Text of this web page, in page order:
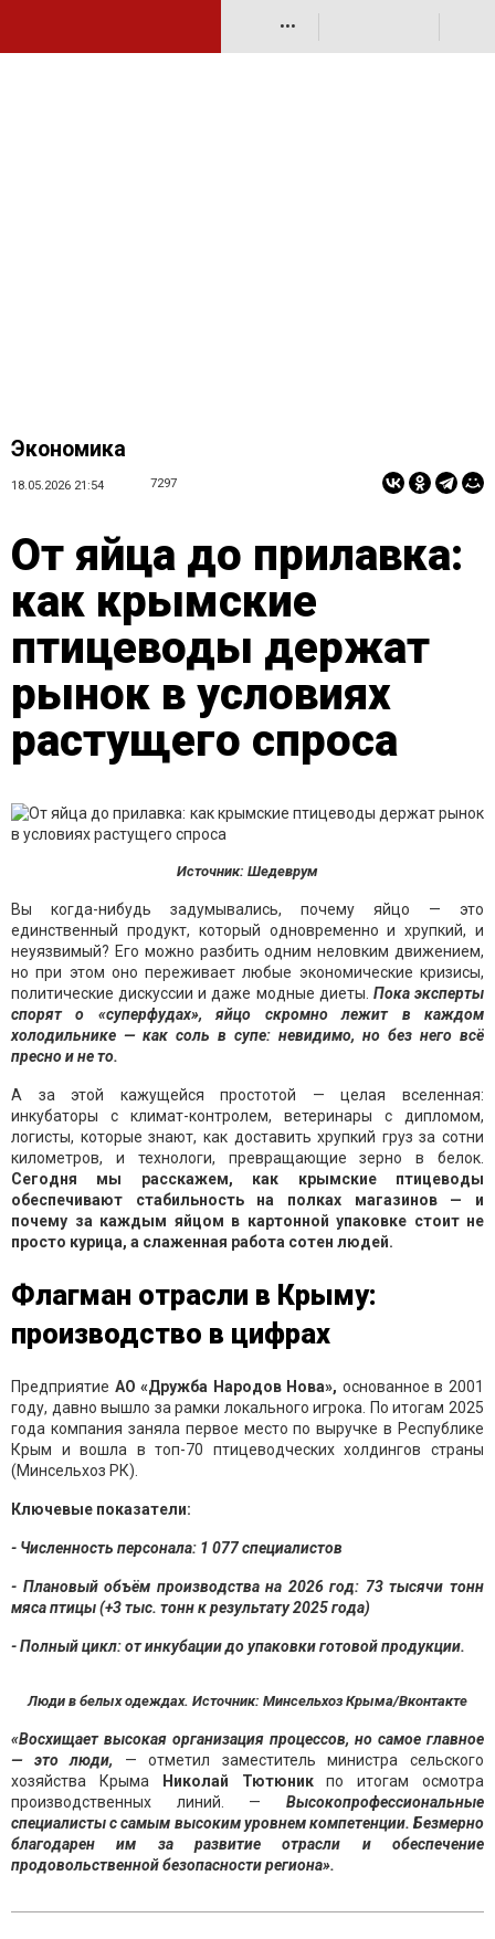
•••
Экономика
18.05.2026 21:54 7297
От яйца до прилавка:
как крымские
птицеводы держат
рынок в условиях
растущего спроса
Источник: Шедеврум
Вы когда-нибудь задумывались, почему яйцо — это
единственный продукт, который одновременно и хрупкий, и
неуязвимый? Его можно разбить одним неловким движением,
но при этом оно переживает любые экономические кризисы,
политические дискуссии и даже модные диеты. Пока эксперты
спорят о «суперфудах», яйцо скромно лежит в каждом
холодильнике — как соль в супе: невидимо, но без него всё
пресно и не то.
А за этой кажущейся простотой — целая вселенная:
инкубаторы с климат-контролем, ветеринары с дипломом,
логисты, которые знают, как доставить хрупкий груз за сотни
километров, и технологи, превращающие зерно в белок.
Сегодня мы расскажем, как крымские птицеводы
обеспечивают стабильность на полках магазинов — и
почему за каждым яйцом в картонной упаковке стоит не
просто курица, а слаженная работа сотен людей.
Флагман отрасли в Крыму:
производство в цифрах
Предприятие АО «Дружба Народов Нова», основанное в 2001
году, давно вышло за рамки локального игрока. По итогам 2025
года компания заняла первое место по выручке в Республике
Крым и вошла в топ-70 птицеводческих холдингов страны
(Минсельхоз РК).
Ключевые показатели:
- Численность персонала: 1 077 специалистов
- Плановый объём производства на 2026 год: 73 тысячи тонн
мяса птицы (+3 тыс. тонн к результату 2025 года)
- Полный цикл: от инкубации до упаковки готовой продукции.
Люди в белых одеждах. Источник: Минсельхоз Крыма/Вконтакте
«Восхищает высокая организация процессов, но самое главное
— это люди, — отметил заместитель министра сельского
хозяйства Крыма
Николай Тютюникпо итогам осмотра
производственных линий. — Высокопрофессиональные
специалисты с самым высоким уровнем компетенции. Безмерно
благодарен им за развитие отрасли и обеспечение
продовольственной безопасности региона».